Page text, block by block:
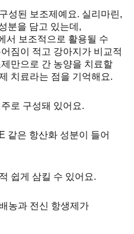
성된 보조제예요. 실리마린,
분을 담고 있는데,
서 보조적으로 활용될 수
짐이 적고 강아지가 비교적
만으로 간 농양을 치료할
치료라는 점을 기억해요.
로 구성돼 있어요.
같은 항산화 성분이 들어
쉽게 삼킬 수 있어요.
농과 전신 항생제가